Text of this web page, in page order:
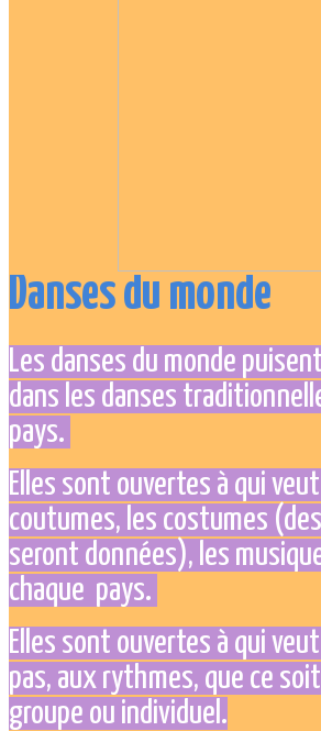
Danses du monde
Les danses du monde
dans les danses
pays.
Elles sont ouvertes à qui
coutumes, les costumes
seront données), les
chaque pays.
Elles sont ouvertes à qui
pas, aux rythmes, que ce
groupe ou individuel.